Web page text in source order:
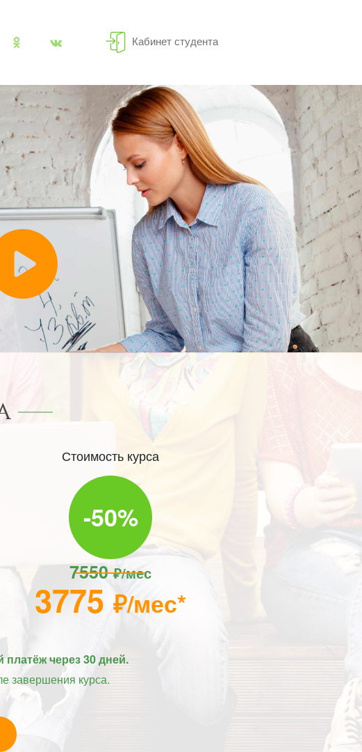
Кабинет студента
Стоимость курса
-50%
7550₽/мес
3775₽/мес*
через 30 дней.
завершения курса.